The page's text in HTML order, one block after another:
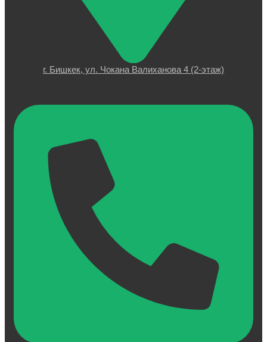
г. Бишкек, ул. Чокана Валиханова 4 (2-этаж)